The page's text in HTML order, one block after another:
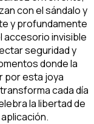
con el sándalo y
y profundamente
accesorio invisible
seguridad y
donde la
por esta joya
cada día
la libertad de